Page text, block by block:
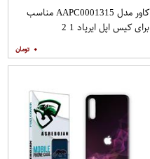
کاور مدل AAPC0001315 مناسب
برای کیس اپل ایرپاد 1 2
۰